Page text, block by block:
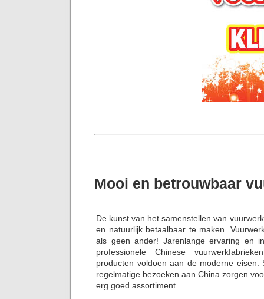
Mooi en betrouwbaar
De kunst van het samenstellen van
en natuurlijk betaalbaar te maken.
als geen ander! Jarenlange ervaring en
professionele Chinese
producten voldoen aan de moderne eisen.
regelmatige bezoeken aan China zorgen
erg goed assortiment.